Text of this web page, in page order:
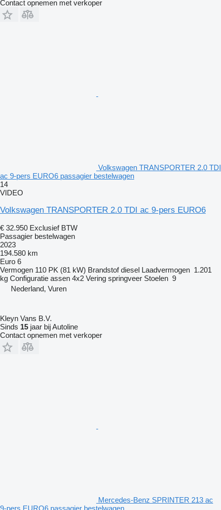
Contact opnemen met verkoper
Volkswagen TRANSPORTER 2.0 TDI
ac 9-pers EURO6 passagier bestelwagen
14
VIDEO
Volkswagen TRANSPORTER 2.0 TDI ac 9-pers EURO6
€ 32.950 Exclusief BTW
Passagier bestelwagen
2023
194.580 km
Euro 6
Vermogen 110 PK (81 kW) Brandstof diesel Laadvermogen 1.201
kg Configuratie assen 4x2 Vering springveer Stoelen 9
Nederland, Vuren
Kleyn Vans B.V.
Sinds 15 jaar bij Autoline
Contact opnemen met verkoper
Mercedes-Benz SPRINTER 213 ac
9-pers EURO6 passagier bestelwagen